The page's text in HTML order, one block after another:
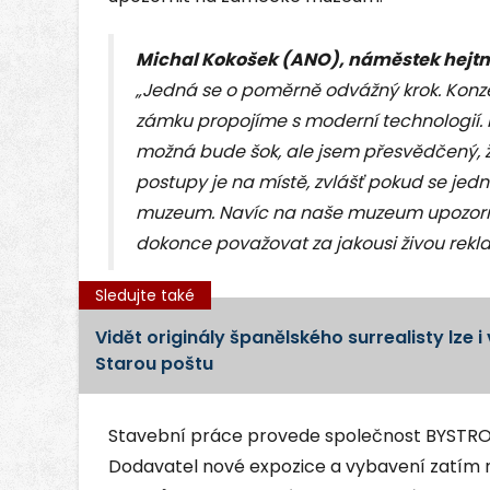
Michal Kokošek (ANO), náměstek
„Jedná se o poměrně odvážný krok.
zámku propojíme s moderní
možná bude šok, ale jsem
postupy je na místě, zvlášť pokud se
muzeum. Navíc na naše muzeum
dokonce považovat za jakousi živou
Sledujte také
Vidět originály španělského surrealisty lze
Starou poštu
Stavební práce provede společnost
Dodavatel nové expozice a vybavení zatím